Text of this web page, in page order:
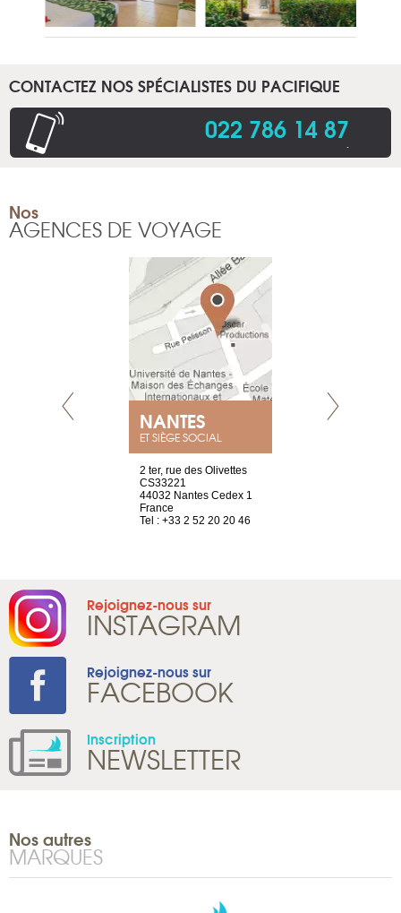
CONTACTEZ NOS SPÉCIALISTES DU PACIFIQUE
022 786 14 87.
Nos
AGENCES DE VOYAGE
NANTES
ET SIÈGE SOCIAL
2 ter, rue des Olivettes
CS33221
44032 Nantes Cedex 1
France
Tel : +33 2 52 20 20 46
Rejoignez-nous sur
INSTAGRAM
Rejoignez-nous sur
FACEBOOK
Inscription
NEWSLETTER
Nos autres
MARQUES